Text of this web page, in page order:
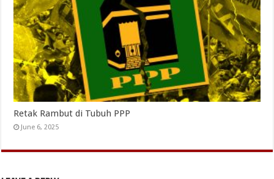
Retak Rambut di Tubuh PPP
June 6, 2025